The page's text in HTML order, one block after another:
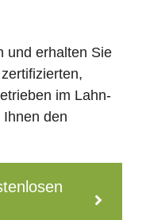
und erhalten Sie
im Lahn-
den